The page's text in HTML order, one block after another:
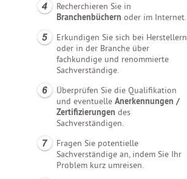
Recherchieren Sie in
Branchenbüchern oder im Internet.
Erkundigen Sie sich bei Herstellern
oder in der Branche über
fachkundige und renommierte
Sachverständige.
Überprüfen Sie die Qualifikation
und eventuelle Anerkennungen /
Zertifizierungen des
Sachverständigen.
Fragen Sie potentielle
Sachverständige an, indem Sie Ihr
Problem kurz umreisen.